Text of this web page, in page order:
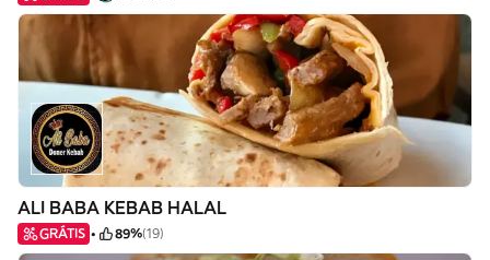
ALI BABA KEBAB HALAL
GRÁTIS 89%(19)